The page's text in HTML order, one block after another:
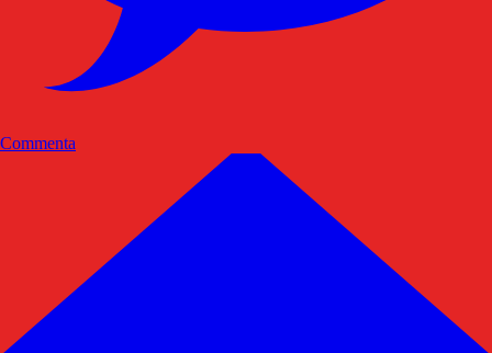
Commenta